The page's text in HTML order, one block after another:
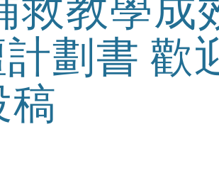
劃書 歡
稿